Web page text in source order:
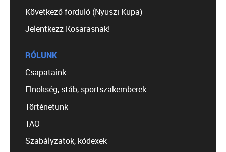
Következő forduló (Nyuszi Kupa)
Jelentkezz Kosarasnak!
RÓLUNK
Csapataink
Elnökség, stáb, sportszakemberek
Történetünk
TAO
Szabályzatok, kódexek